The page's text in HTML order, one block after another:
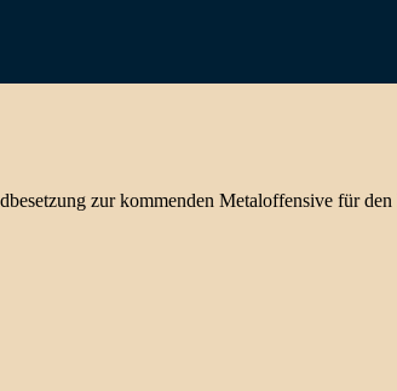
zur kommenden Metaloffensive für